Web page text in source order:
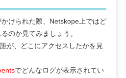
けられた際、Netskope上ではど
のか見てみましょう。
が、どこにアクセスしたかを見
でどんなログが表示されてい